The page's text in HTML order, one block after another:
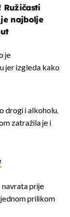
Ružičasti
najbolje
je
jer izgleda kako
drogi i alkoholu,
zatražila je i
prije
prilikom